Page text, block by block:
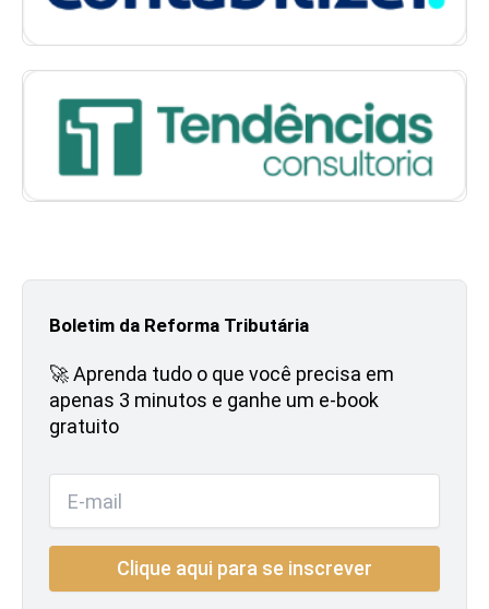
Boletim da Reforma Tributária
🚀 Aprenda tudo o que você precisa em
apenas 3 minutos e ganhe um e-book
gratuito